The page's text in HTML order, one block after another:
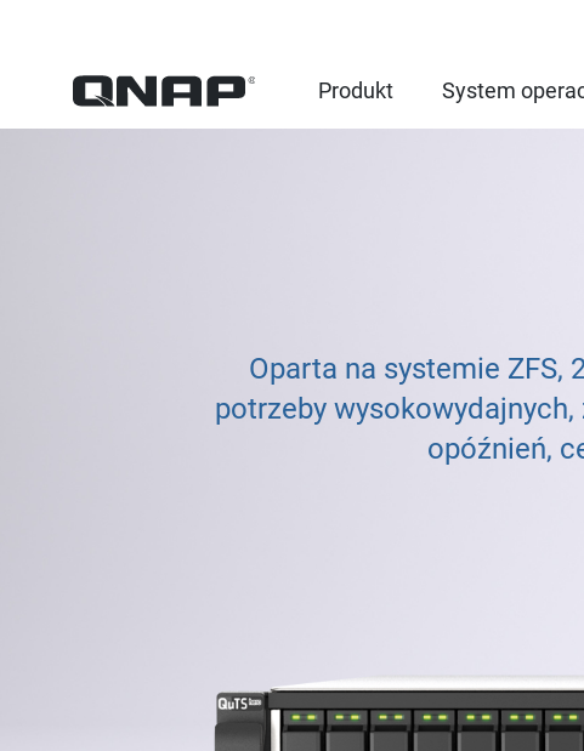
Produkt System
Oparta na systemie ZFS,
potrzeby
opóźnień,